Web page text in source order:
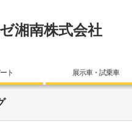
湘南株式会社
ト 展示車・試乗車